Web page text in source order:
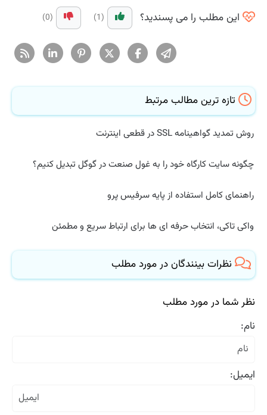
این مطلب را می پسندید؟ (1)
(0)
تازه ترین مطالب مرتبط
روش تمدید گواهینامه SSL در قطعی اینترنت
چگونه سایت کارگاه خود را به غول صنعت در گوگل تبدیل کنیم؟
راهنمای کامل استفاده از پایه سرفیس پرو
واکی تاکی، انتخاب حرفه ای ها برای ارتباط سریع و مطمئن
نظرات بینندگان در مورد مطلب
نظر شما در مورد مطلب
نام:
ایمیل: